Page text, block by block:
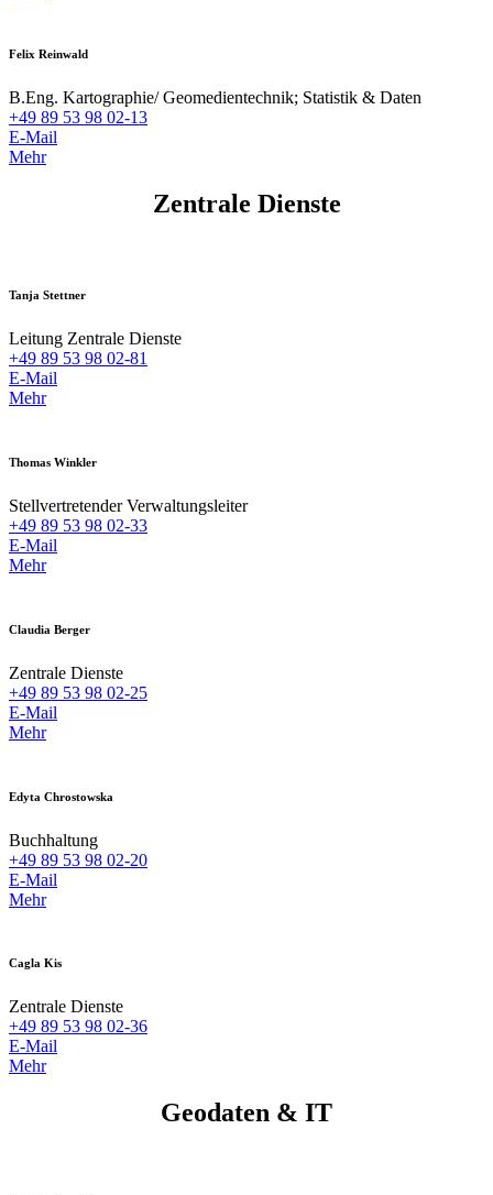
Felix Reinwald
B.Eng. Kartographie/ Geomedientechnik; Statistik & Daten
+49 89 53 98 02-13
E-Mail
Mehr
Zentrale Dienste
Tanja Stettner
Leitung Zentrale Dienste
+49 89 53 98 02-81
E-Mail
Mehr
Thomas Winkler
Stellvertretender Verwaltungsleiter
+49 89 53 98 02-33
E-Mail
Mehr
Claudia Berger
Zentrale Dienste
+49 89 53 98 02-25
E-Mail
Mehr
Edyta Chrostowska
Buchhaltung
+49 89 53 98 02-20
E-Mail
Mehr
Cagla Kis
Zentrale Dienste
+49 89 53 98 02-36
E-Mail
Mehr
Geodaten & IT